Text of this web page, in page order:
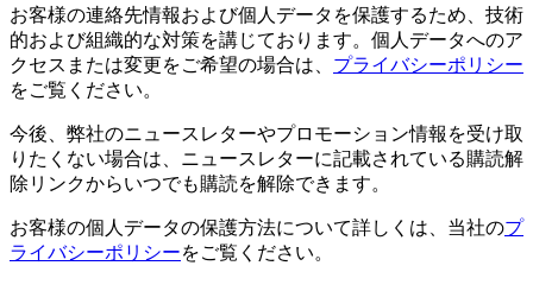
お客様の連絡先情報および個人データを保護するため、技術
的および組織的な対策を講じております。個人データへのア
クセスまたは変更をご希望の場合は、 プライバシーポリシー
をご覧ください。
今後、弊社のニュースレターやプロモーション情報を受け取
りたくない場合は、ニュースレターに記載されている購読解
除リンクからいつでも購読を解除できます。
お客様の個人データの保護方法について詳しくは、当社のプ
ライバシーポリシーをご覧ください。